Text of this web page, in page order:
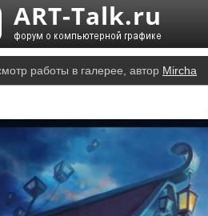
работы в галерее, автор Mircha